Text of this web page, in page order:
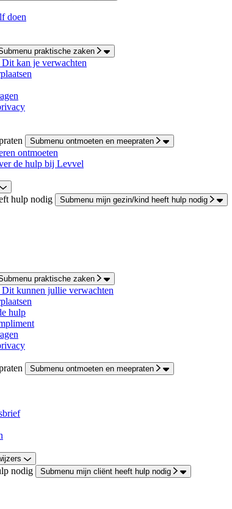
doen
praktische zaken
kan je verwachten
Submenu ontmoeten en meepraten
ontmoeten
de hulp bij Levvel
hulp nodig Submenu mijn gezin/kind heeft hulp nodig
praktische zaken
Dit kunnen jullie verwachten
hulp
Submenu ontmoeten en meepraten
nodig Submenu mijn cliënt heeft hulp nodig